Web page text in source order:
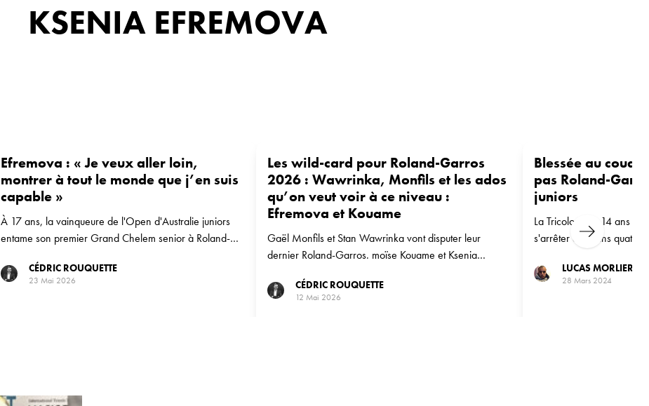
KSENIA EFREMOVA
Efremova : « Je veux aller loin,
montrer à tout le monde que j’en suis
capable »
À 17 ans, la vainqueure de l'Open d'Australie juniors
entame son premier Grand Chelem senior à Roland-
CÉDRIC ROUQUETTE
23 Mai 2026
Les wild-card pour Roland-Garros
2026 : Wawrinka, Monfils et les ados
qu’on veut voir à ce niveau :
Efremova et Kouame
Gaël Monfils et Stan Wawrinka vont disputer leur
dernier Roland-Garros. moïse Kouame et Ksenia
joueuses et joueurs invités pour le tableau final et les
CÉDRIC ROUQUETTE
12 Mai 2026
Blessée au
pas Roland-
juniors
La Tricolore de 14 ans a
s'arrêter au moins quatre
LUCAS MORLIER
28 Mars 2024
Next